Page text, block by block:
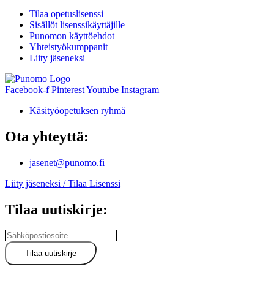
Tilaa opetuslisenssi
Sisällöt lisenssikäyttäjille
Punomon käyttöehdot
Yhteistyökumppanit
Liity jäseneksi
Facebook-f PinterestYoutube Instagram
Käsityöopetuksen ryhmä
Ota yhteyttä:
jasenet@punomo.fi
Liity jäseneksi / Tilaa Lisenssi
Tilaa uutiskirje: